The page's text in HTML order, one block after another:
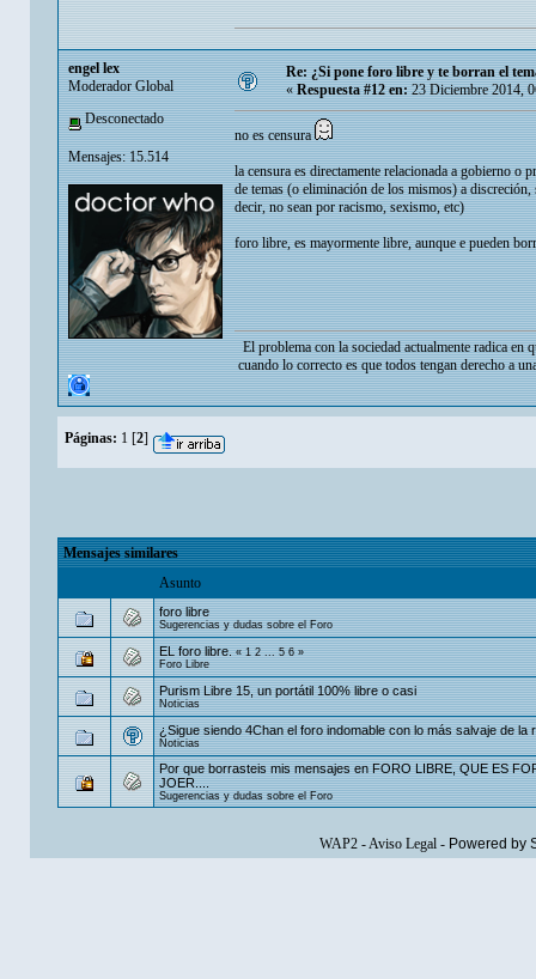
engel lex
Moderador Global
Desconectado
Mensajes: 15.514
Re: ¿Si pone foro libre y te borran el
«Respuesta #12 en:23 Diciembre 2014,
no es censura
la censura es directamente relacionada a gobierno o
de temas (o eliminación de los mismos) a
decir, no sean por racismo, sexismo, etc)
foro libre, es mayormente libre, aunque e pueden
El problema con la sociedad actualmente radica en
cuando lo correcto es que todos tengan derecho a
Páginas: 1 [2]
Mensajes similares
Asunto
foro libre
Sugerencias y dudas sobre el Foro
EL foro libre. «1 2...5 6»
Foro Libre
Purism Libre 15, un portátil 100% libre o casi
Noticias
¿Sigue siendo 4Chan el foro indomable con lo más salvaje de la
Noticias
Por que borrasteis mis mensajes en FORO LIBRE, QUE ES
JOER....
Sugerencias y dudas sobre el Foro
WAP2-Aviso Legal- Powered by